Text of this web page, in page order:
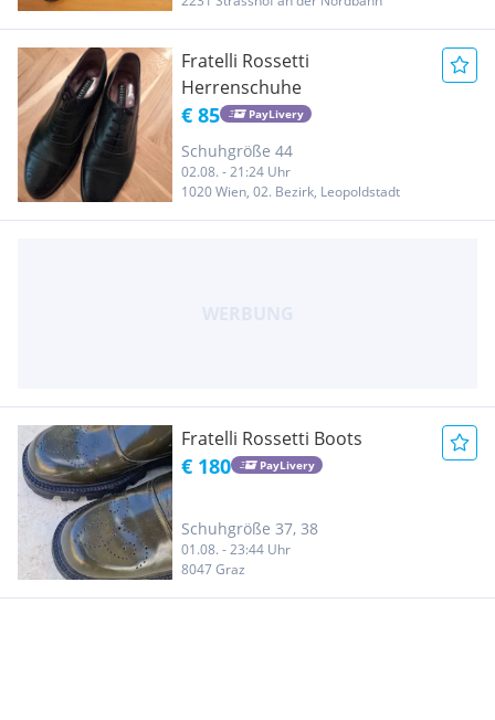
Fratelli Rossetti
Herrenschuhe
€ 85 PayLivery
Schuhgröße 44
02.08. - 21:24 Uhr
1020 Wien, 02. Bezirk, Leopoldstadt
Fratelli Rossetti Boots
€ 180 PayLivery
Schuhgröße 37, 38
01.08. - 23:44 Uhr
8047 Graz